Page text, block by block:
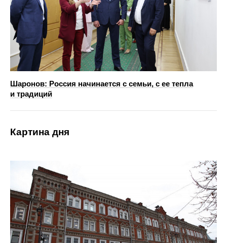
Шаронов: Россия начинается с семьи, с ее тепла
и традиций
Картина дня